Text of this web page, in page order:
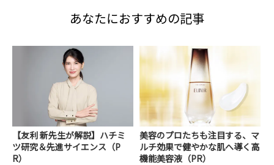
あなたにおすすめの記事
【友利 新先生が解説】ハチミ
ツ研究＆先進サイエンス（P
R）
美容のプロたちも注目する、マ
ルチ効果で健やかな肌へ導く高
機能美容液（PR）